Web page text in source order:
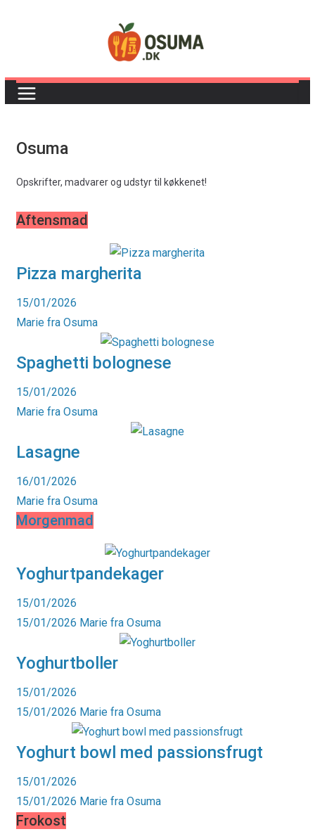
Osuma
Opskrifter, madvarer og udstyr til køkkenet!
Aftensmad
Pizza margherita
15/01/2026
Marie fra Osuma
Spaghetti bolognese
15/01/2026
Marie fra Osuma
Lasagne
16/01/2026
Marie fra Osuma
Morgenmad
Yoghurtpandekager
15/01/2026
15/01/2026 Marie fra Osuma
Yoghurtboller
15/01/2026
15/01/2026 Marie fra Osuma
Yoghurt bowl med passionsfrugt
15/01/2026
15/01/2026 Marie fra Osuma
Frokost